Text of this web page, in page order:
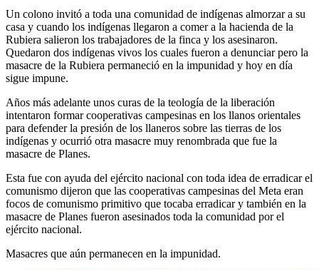
Un colono invitó a toda una comunidad de indígenas almorzar a su
casa y cuando los indígenas llegaron a comer a la hacienda de la
Rubiera salieron los trabajadores de la finca y los asesinaron.
Quedaron dos indígenas vivos los cuales fueron a denunciar pero la
masacre de la Rubiera permaneció en la impunidad y hoy en día
sigue impune.
Años más adelante unos curas de la teología de la liberación
intentaron formar cooperativas campesinas en los llanos orientales
para defender la presión de los llaneros sobre las tierras de los
indígenas y ocurrió otra masacre muy renombrada que fue la
masacre de Planes.
Esta fue con ayuda del ejército nacional con toda idea de erradicar el
comunismo dijeron que las cooperativas campesinas del Meta eran
focos de comunismo primitivo que tocaba erradicar y también en la
masacre de Planes fueron asesinados toda la comunidad por el
ejército nacional.
Masacres que aún permanecen en la impunidad.